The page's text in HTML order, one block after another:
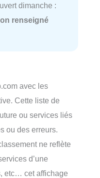
dimanche :
renseigné
avec les
Cette liste de
ou services liés
ou des erreurs.
ne reflète
d’une
etc… cet affichage